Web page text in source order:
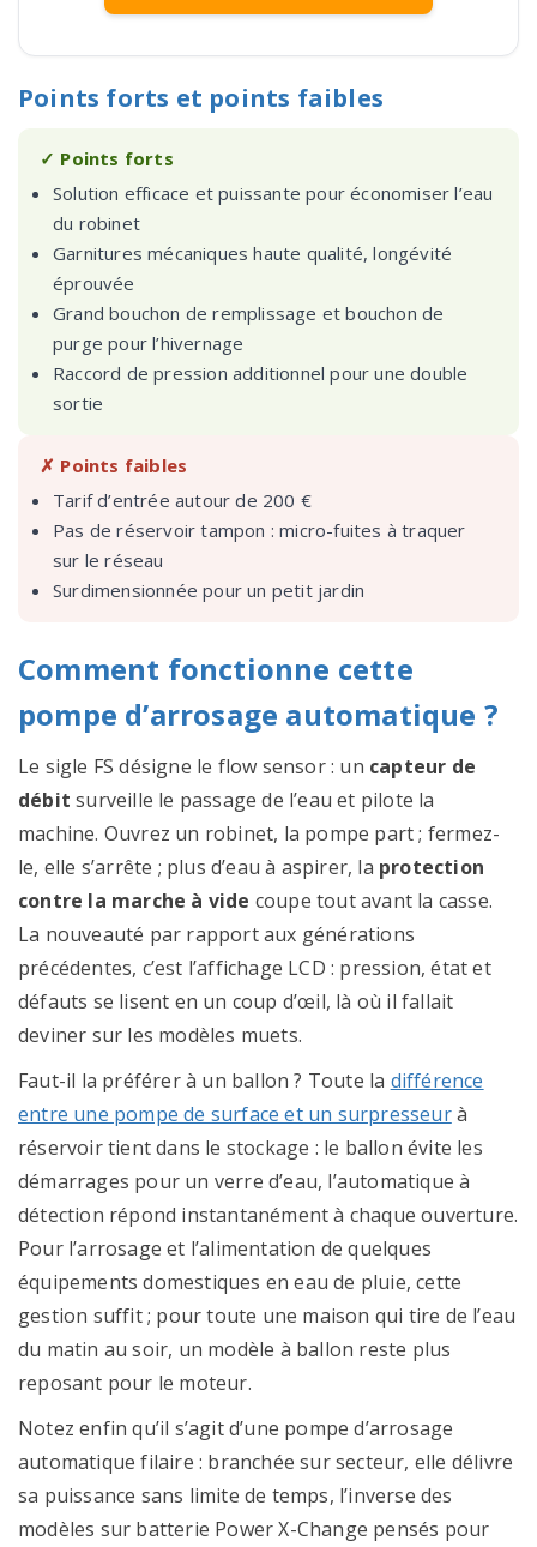
Points forts et points faibles
✓ Points forts
Solution efficace et puissante pour économiser l’eau
du robinet
Garnitures mécaniques haute qualité, longévité
éprouvée
Grand bouchon de remplissage et bouchon de
purge pour l’hivernage
Raccord de pression additionnel pour une double
sortie
✗ Points faibles
Tarif d’entrée autour de 200 €
Pas de réservoir tampon : micro-fuites à traquer
sur le réseau
Surdimensionnée pour un petit jardin
Comment fonctionne cette
pompe d’arrosage automatique ?
Le sigle FS désigne le flow sensor : un capteur de
débit surveille le passage de l’eau et pilote la
machine. Ouvrez un robinet, la pompe part ; fermez-
le, elle s’arrête ; plus d’eau à aspirer, la protection
contre la marche à vide coupe tout avant la casse.
La nouveauté par rapport aux générations
précédentes, c’est l’affichage LCD : pression, état et
défauts se lisent en un coup d’œil, là où il fallait
deviner sur les modèles muets.
Faut-il la préférer à un ballon ? Toute la différence
entre une pompe de surface et un surpresseurà
réservoir tient dans le stockage : le ballon évite les
démarrages pour un verre d’eau, l’automatique à
détection répond instantanément à chaque ouverture.
Pour l’arrosage et l’alimentation de quelques
équipements domestiques en eau de pluie, cette
gestion suffit ; pour toute une maison qui tire de l’eau
du matin au soir, un modèle à ballon reste plus
reposant pour le moteur.
Notez enfin qu’il s’agit d’une pompe d’arrosage
automatique filaire : branchée sur secteur, elle délivre
sa puissance sans limite de temps, l’inverse des
modèles sur batterie Power X-Change pensés pour